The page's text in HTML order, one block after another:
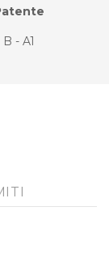
B - A1